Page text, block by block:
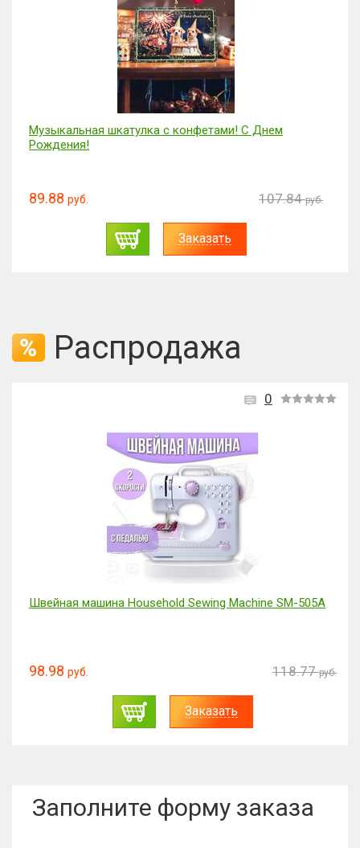
Музыкальная шкатулка с конфетами! С Днем
Рождения!
89.88 руб. 107.84 руб.
Заказать
Распродажа
0
Швейная машина Household Sewing Machine SM-505A
98.98 руб. 118.77 руб.
Заказать
Заполните форму заказа